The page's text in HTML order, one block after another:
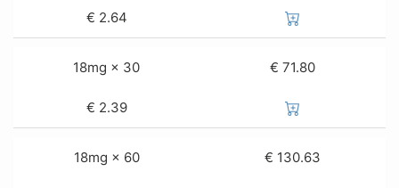
€ 2.64
18mg × 30 € 71.80
€ 2.39
18mg × 60 € 130.63